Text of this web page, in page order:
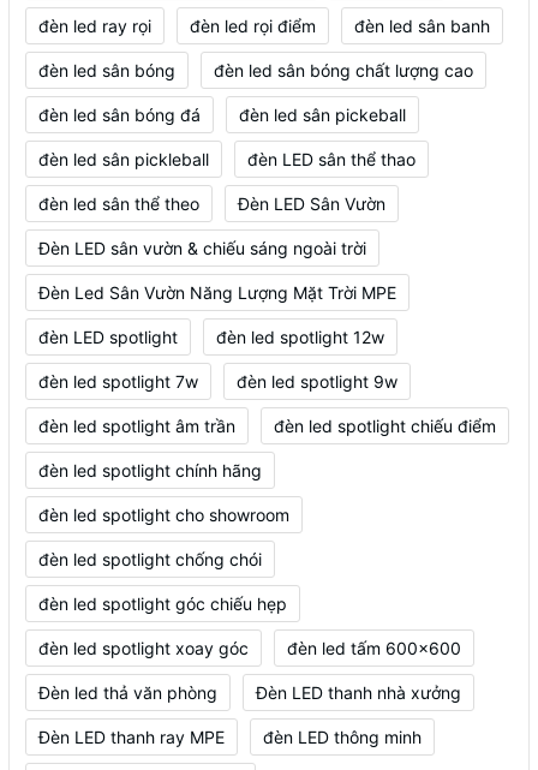
đèn led ray rọi đèn led rọi điểm đèn led sân banh
đèn led sân bóng đèn led sân bóng chất lượng cao
đèn led sân bóng đá đèn led sân pickeball
đèn led sân pickleball đèn LED sân thể thao
đèn led sân thể theo Đèn LED Sân Vườn
Đèn LED sân vườn & chiếu sáng ngoài trời
Đèn Led Sân Vườn Năng Lượng Mặt Trời MPE
đèn LED spotlight đèn led spotlight 12w
đèn led spotlight 7w đèn led spotlight 9w
đèn led spotlight âm trần đèn led spotlight chiếu điểm
đèn led spotlight chính hãng
đèn led spotlight cho showroom
đèn led spotlight chống chói
đèn led spotlight góc chiếu hẹp
đèn led spotlight xoay góc đèn led tấm 600x600
Đèn led thả văn phòng Đèn LED thanh nhà xưởng
Đèn LED thanh ray MPE đèn LED thông minh